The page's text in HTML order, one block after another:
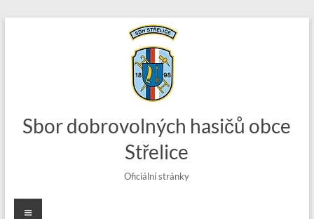
Sbor dobrovolných hasičů obce
Střelice
Oficiální stránky
Menu